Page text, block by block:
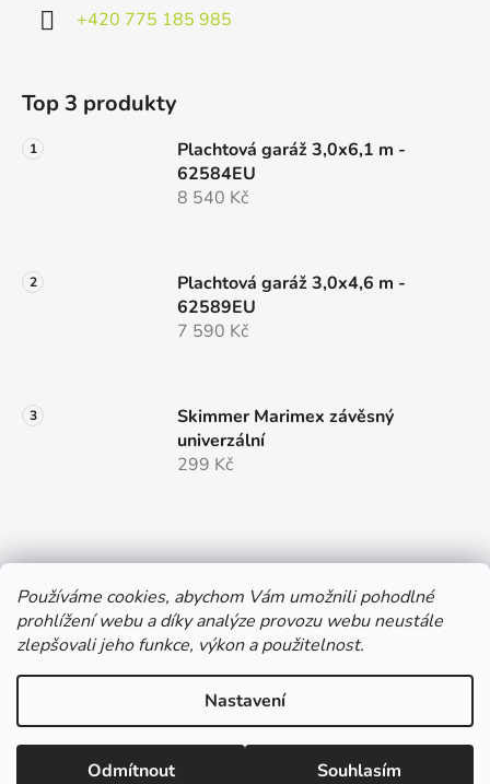
Používáme cookies, abychom Vám umožnili pohodlné
prohlížení webu a díky analýze provozu webu neustále
zlepšovali jeho funkce, výkon a použitelnost.
Nastavení
Odmítnout Souhlasím
+420 775 185 985
Top 3 produkty
Plachtová garáž 3,0x6,1 m -
62584EU
8 540 Kč
Plachtová garáž 3,0x4,6 m -
62589EU
7 590 Kč
Skimmer Marimex závěsný
univerzální
299 Kč
e-shop provozuje
Vytvořil Shoptet
Copyright 2026
. Všechna práva